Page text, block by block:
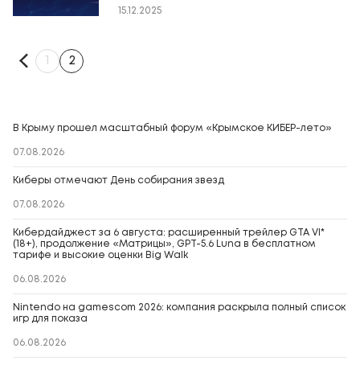
15.12.2025
1 2
В Крыму прошел масштабный форум «Крымское КИБЕР-лето»
07.08.2026
Киберы отмечают День собирания звезд
07.08.2026
Кибердайджест за 6 августа: расширенный трейлер GTA VI*
(18+), продолжение «Матрицы», GPT-5.6 Luna в бесплатном
тарифе и высокие оценки Big Walk
06.08.2026
Nintendo на gamescom 2026: компания раскрыла полный список
игр для показа
06.08.2026